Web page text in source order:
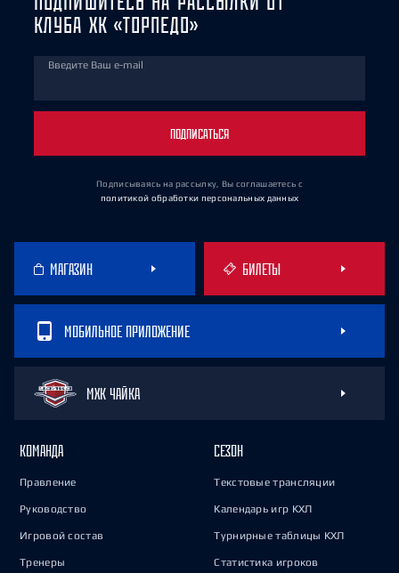
КЛУБА ХК «ТОРПЕДО»
Введите Ваш e-mail
ПОДПИСАТЬСЯ
Подписываясь на рассылку, Вы соглашаетесь с
политикой обработки персональных данных
МАГАЗИН БИЛЕТЫ
МОБИЛЬНОЕ ПРИЛОЖЕНИЕ
МХК ЧАЙКА
КОМАНДА
Правление
Руководство
Игровой состав
Тренеры
СЕЗОН
Текстовые трансляции
Календарь игр КХЛ
Турнирные таблицы КХЛ
Статистика игроков